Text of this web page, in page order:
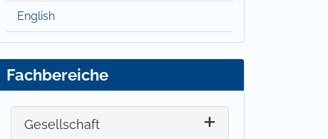
English
Fachbereiche
Gesellschaft